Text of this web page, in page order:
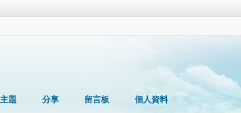
主題 分享 留言板 個人資料